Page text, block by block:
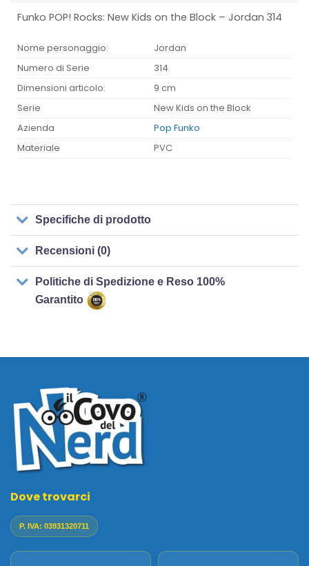
Funko POP! Rocks: New Kids on the Block – Jordan 314
Nome personaggio:
Jordan
Numero di Serie
314
Dimensioni articolo:
9 cm
Serie
New Kids on the Block
Azienda
Pop Funko
Materiale
PVC
Specifiche di prodotto
Recensioni (0)
Politiche di Spedizione e Reso 100%
Garantito
Dove trovarci
P. IVA: 03931320711